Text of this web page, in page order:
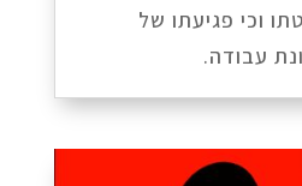
וכי פגיעתו של
עבודה.